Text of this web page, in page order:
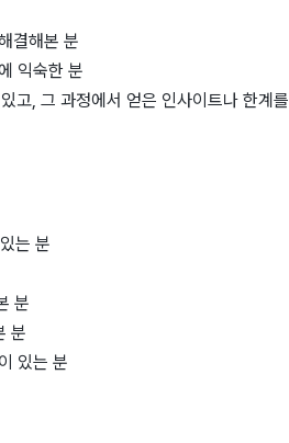
결해본 분
익숙한 분
고, 그 과정에서 얻은 인사이트나 한계를
는 분
분
분
있는 분